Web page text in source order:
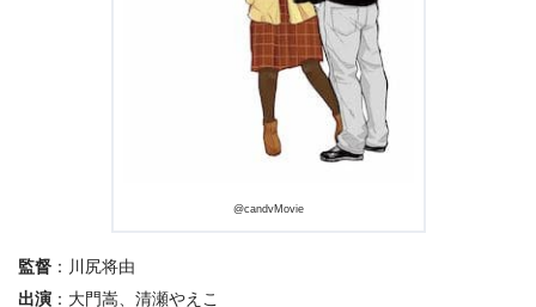
@candvMovie
監督 ：川尻将由
出演 ：大門嵩、清瀬やえこ